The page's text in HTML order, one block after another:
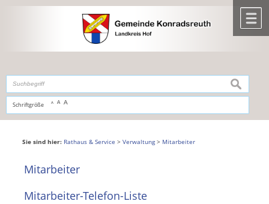
,zur Navigationoderzur Startseitespringen.
Schriftgröße A A A
suchen
Sie sind hier: Rathaus & Service > Verwaltung> Mitarbeiter
Mitarbeiter
Mitarbeiter-Telefon-Liste